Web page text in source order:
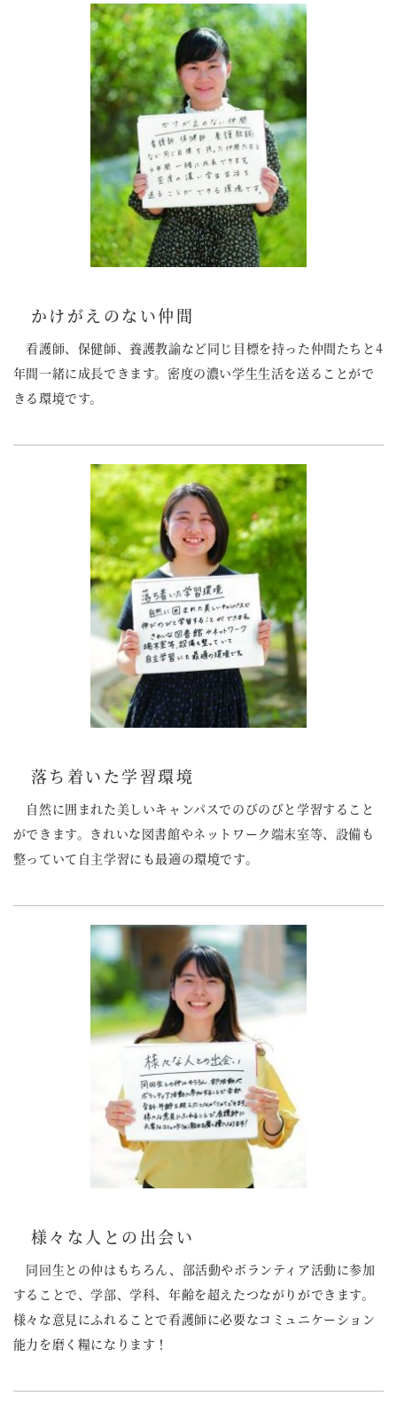
かけがえのない仲間
看護師、保健師、養護教諭など同じ目標を持った仲間たちと4
年間一緒に成長できます。密度の濃い学生生活を送ることがで
きる環境です。
落ち着いた学習環境
自然に囲まれた美しいキャンパスでのびのびと学習すること
ができます。きれいな図書館やネットワーク端末室等、設備も
整っていて自主学習にも最適の環境です。
様々な人との出会い
同回生との仲はもちろん、部活動やボランティア活動に参加
することで、学部、学科、年齢を超えたつながりができます。
様々な意見にふれることで看護師に必要なコミュニケーション
能力を磨く糧になります！